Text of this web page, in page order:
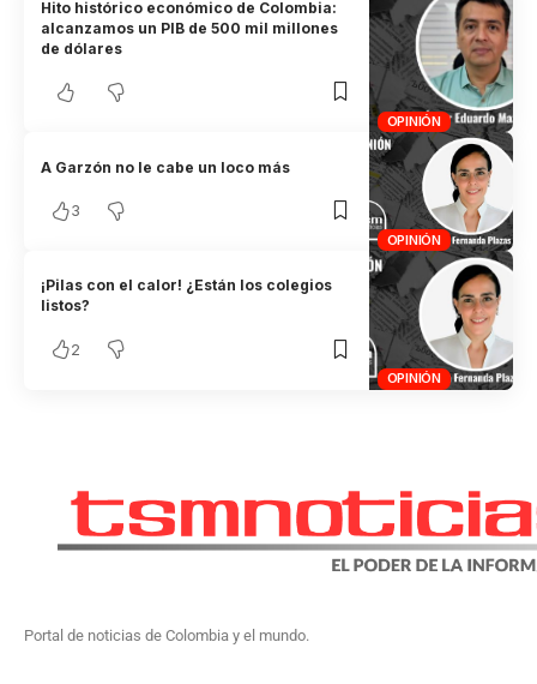
OPINIÓN
Hito histórico económico de Colombia:
alcanzamos un PIB de 500 mil millones
de dólares
OPINIÓN
A Garzón no le cabe un loco más
3
OPINIÓN
¡Pilas con el calor! ¿Están los colegios
listos?
2
Portal de noticias de Colombia y el mundo.